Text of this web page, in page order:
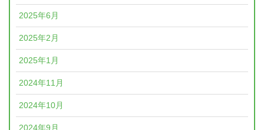
2025年6月
2025年2月
2025年1月
2024年11月
2024年10月
2024年9月